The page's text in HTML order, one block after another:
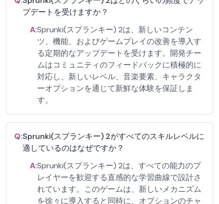
プデートを受けますか？
A:Sprunki(スプランキー) 2は、新しいコンテン
ツ、機能、およびゲームプレイの改善を導入す
る定期的なアップデートを受けます。開発チー
ムはコミュニティのフィードバックに積極的に
対応し、新しいレベル、音楽要素、キャラクタ
ーオプションを通じて新鮮な体験を保証しま
す。
Q:Sprunki(スプランキー) 2がすべてのスキルレベルに
適しているのはなぜですか？
A:Sprunki(スプランキー) 2は、すべての能力のプ
レイヤーを歓迎する直感的な学習曲線で設計さ
れています。このゲームは、新しいメカニズム
を徐々に導入すると同時に、オプションのチャ